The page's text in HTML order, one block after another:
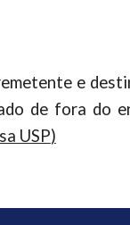
e
de fora do
USP)